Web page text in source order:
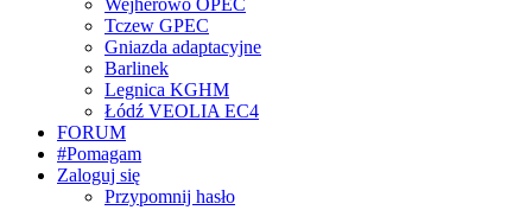
Wejherowo OPEC
Tczew GPEC
Gniazda adaptacyjne
Barlinek
Legnica KGHM
Łódź VEOLIA EC4
FORUM
#Pomagam
Zaloguj się
Przypomnij hasło